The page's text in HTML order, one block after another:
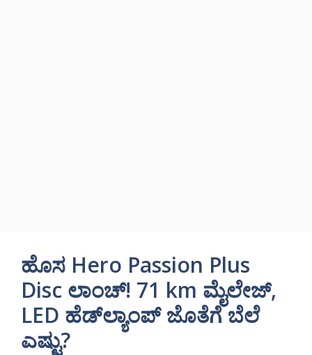
ಹೊಸ Hero Passion Plus
Disc ಲಾಂಚ್! 71 km ಮೈಲೇಜ್,
LED ಹೆಡ್‌ಲ್ಯಾಂಪ್ ಜೊತೆಗೆ ಬೆಲೆ
ಎಷ್ಟು?